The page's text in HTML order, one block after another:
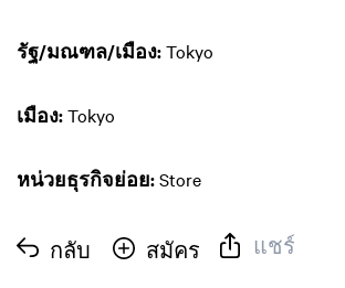
รัฐ/มณฑล/เมือง:Tokyo
เมือง:Tokyo
หน่วยธุรกิจย่อย:Store
กลับ สมัคร แชร์